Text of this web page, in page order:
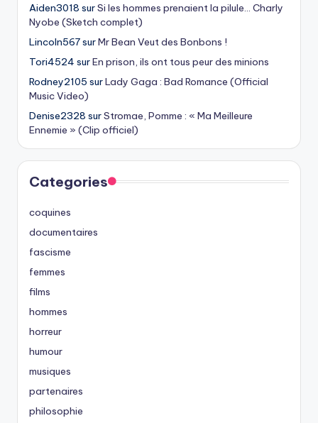
Aiden3018 surSi les hommes prenaient la pilule… Charly
Nyobe (Sketch complet)
Lincoln567surMr Bean Veut des Bonbons !
Tori4524 surEn prison, ils ont tous peur des minions
Rodney2105 surLady Gaga : Bad Romance (Official
Music Video)
Denise2328 surStromae, Pomme : « Ma Meilleure
Ennemie » (Clip officiel)
Categories
coquines
documentaires
fascisme
femmes
films
hommes
horreur
humour
musiques
partenaires
philosophie